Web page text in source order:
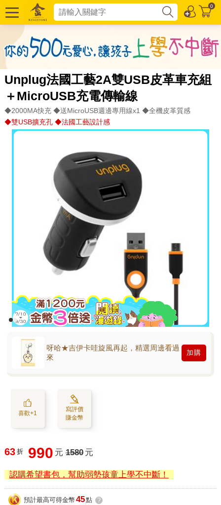
0
Unplug法國工藝2A雙USB皮革車充組
＋MicroUSB充電傳輸線
◆2000MA快充 ◆送MicroUSB週邊專用線x1 ◆全機皮革質感
◆雙USB擴充孔 ◆法國工藝設計感
呀哈★吉伊卡哇旋風再起，精選周邊看過
來
加購
喜歡+1
寫評價
賺金幣
63 折 990 元 1580 元
認購希望書包，幫助弱勢孩童上學不中斷！
預計最高可得金幣 45點 ?